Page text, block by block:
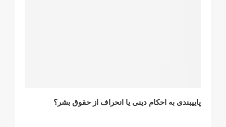
پاییبندی بە احکام دینی یا انحراف از حقوق بشر؟